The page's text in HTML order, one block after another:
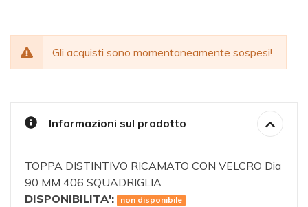
Gli acquisti sono momentaneamente sospesi!
Informazioni sul prodotto
TOPPA DISTINTIVO RICAMATO CON VELCRO Dia
90 MM 406 SQUADRIGLIA
DISPONIBILITA':
non disponibile